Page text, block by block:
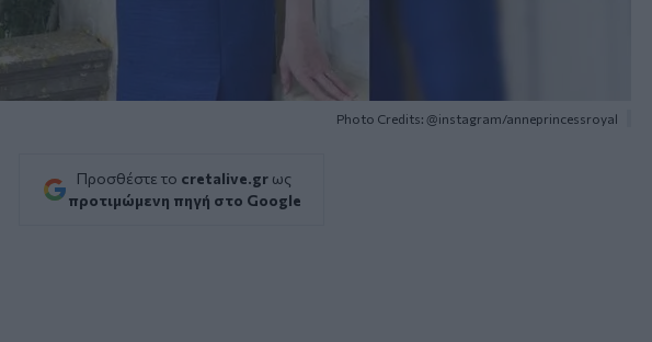
Photo Credits: @instagram/anneprincessroyal
Προσθέστε το cretalive.gr ως
προτιμώμενη πηγή στο Google